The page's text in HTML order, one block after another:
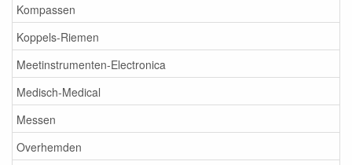
Kompassen
Koppels-Riemen
Meetinstrumenten-Electronica
Medisch-Medical
Messen
Overhemden